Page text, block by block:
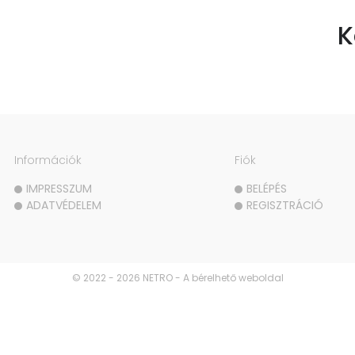
Információk
IMPRESSZUM
ADATVÉDELEM
Fiók
BELÉPÉS
REGISZTRÁCIÓ
© 2022 - 2026 NETRO - A bérelhető weboldal